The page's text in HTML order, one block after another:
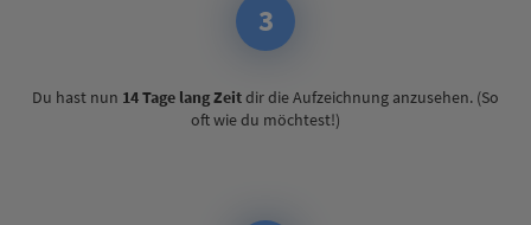
3
Du hast nun 14 Tage lang Zeitdir die Aufzeichnung anzusehen. (So
oft wie du möchtest!)